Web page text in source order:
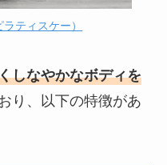
ティスケー）
しなやかなボディを
り、以下の特徴があ